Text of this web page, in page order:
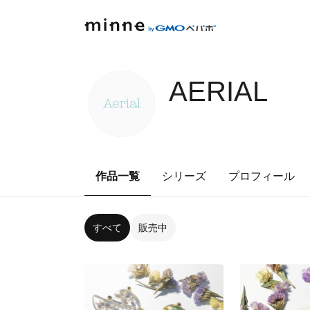
AERIAL
作品一覧 シリーズ プロフィール
すべて 販売中